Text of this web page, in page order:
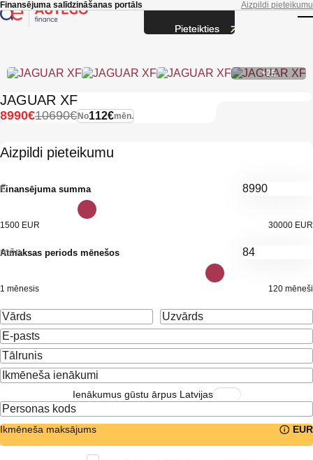
Skip to main content
Finansējuma salīdzināšanas portāls Aizpildi pieteikumu
+25
JAGUAR XF
No112€mēn.
10690€
8990€
Aizpildi pieteikumu
Finansējuma summa
€
1500 EUR 30000 EUR
Atmaksas periods mēnešos
mēn.
1 mēnesis 120 mēneši
Ienākumus gūstu ārpus Latvijas
Ikmēneša maksājums EUR